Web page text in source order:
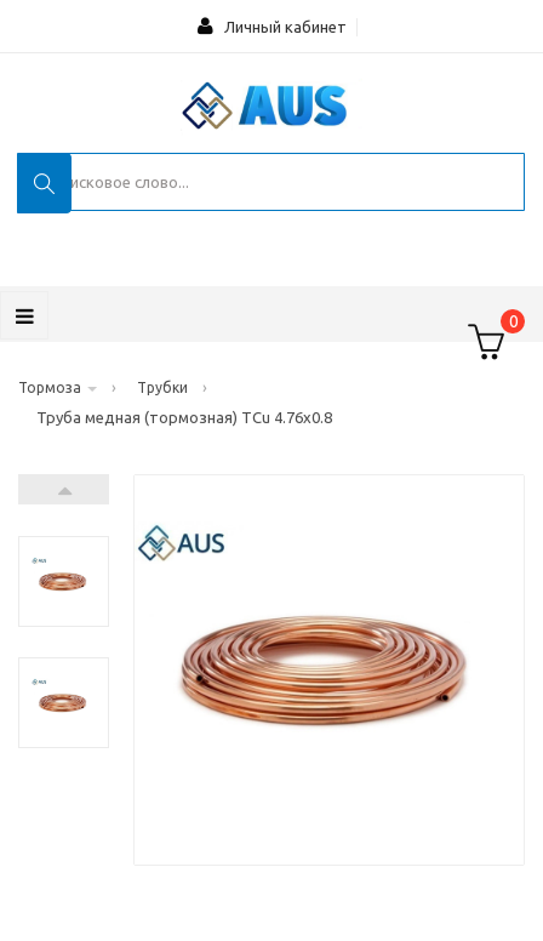
Личный кабинет
0
Тормоза › Трубки
›
Труба медная (тормозная) TCu 4.76x0.8